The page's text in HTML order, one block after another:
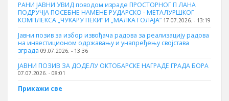
РАНИ ЈАВНИ УВИД поводом израде ПРОСТОРНОГ П ЛАНА
ПОДРУЧЈА ПОСЕБНЕ НАМЕНЕ РУДАРСКО - МЕТАЛУРШКОГ
КОМПЛЕКСА „ЧУКАРУ ПЕКИ” И „МАЛКА ГОЛАЈА” 17.07.2026. - 13:19
Јавни позив за избор извођача радова за реализацију радова
на инвестиционом одржавању и унапређењу својстава
зграда 09.07.2026. - 13:36
ЈАВНИ ПОЗИВ ЗА ДОДЕЛУ ОКТOБАРСКЕ НАГРАДЕ ГРАДА БОРА
07.07.2026. - 08:01
Прикажи све